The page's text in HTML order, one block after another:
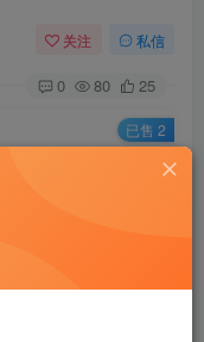
关注 私信
0 80 25
已售 2